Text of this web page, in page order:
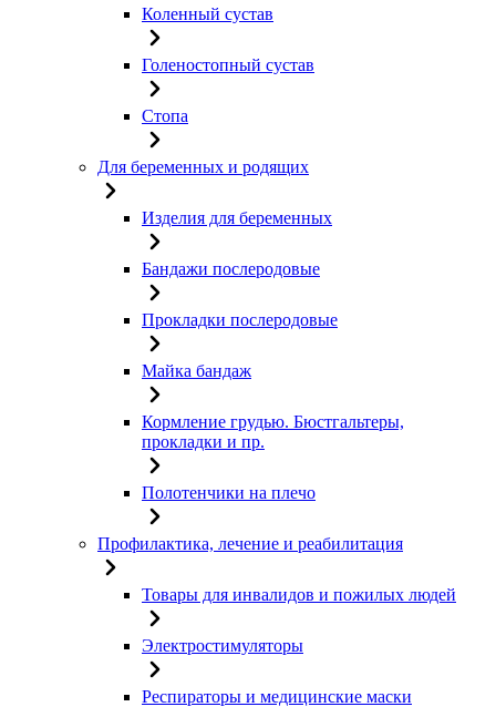
Коленный сустав
Голеностопный сустав
Стопа
Для беременных и родящих
Изделия для беременных
Бандажи послеродовые
Прокладки послеродовые
Майка бандаж
Кормление грудью. Бюстгальтеры,
прокладки и пр.
Полотенчики на плечо
Профилактика, лечение и реабилитация
Товары для инвалидов и пожилых людей
Электростимуляторы
Респираторы и медицинские маски